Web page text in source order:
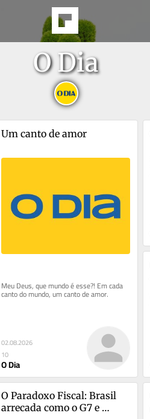
O Dia
Um canto de amor
Meu Deus, que mundo é esse?! Em cada
canto do mundo, um canto de amor.
02.08.2026
10
O Dia
O Paradoxo Fiscal: Brasil
arrecada como o G7 e